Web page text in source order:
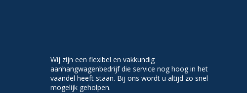
Wij zijn een flexibel en vakkundig
aanhangwagenbedrijf die service nog hoog in het
vaandel heeft staan. Bij ons wordt u altijd zo snel
mogelijk geholpen.